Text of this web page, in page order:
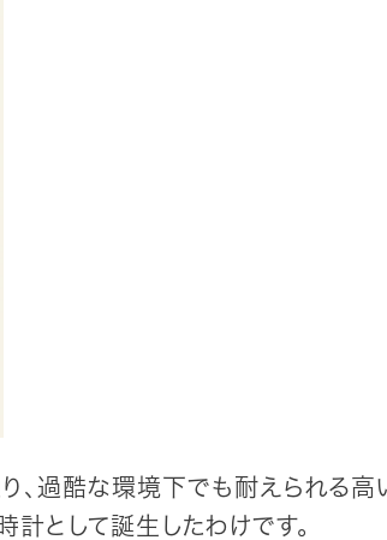
り、過酷な環境下でも耐えられ
として誕生したわけです。